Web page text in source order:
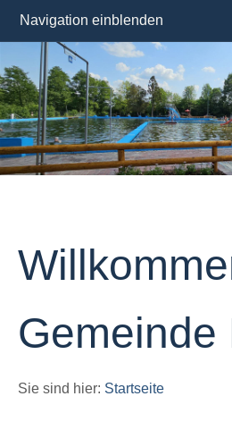
Navigation einblenden
Gemeinde
Sie sind hier: Startseite